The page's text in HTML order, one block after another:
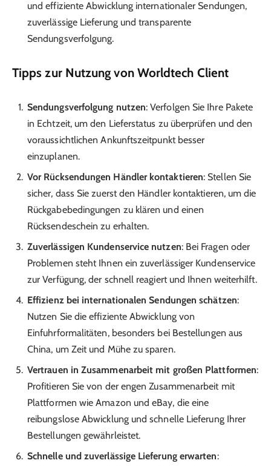
und effiziente Abwicklung internationaler Sendungen,
zuverlässige Lieferung und transparente
Sendungsverfolgung.
Tipps zur Nutzung von Worldtech Client
Sendungsverfolgung nutzen: Verfolgen Sie Ihre Pakete
in Echtzeit, um den Lieferstatus zu überprüfen und den
voraussichtlichen Ankunftszeitpunkt besser
einzuplanen.
Vor Rücksendungen Händler kontaktieren: Stellen Sie
sicher, dass Sie zuerst den Händler kontaktieren, um die
Rückgabebedingungen zu klären und einen
Rücksendeschein zu erhalten.
Zuverlässigen Kundenservice nutzen: Bei Fragen oder
Problemen steht Ihnen ein zuverlässiger Kundenservice
zur Verfügung, der schnell reagiert und Ihnen weiterhilft.
Effizienz bei internationalen Sendungen schätzen:
Nutzen Sie die effiziente Abwicklung von
Einfuhrformalitäten, besonders bei Bestellungen aus
China, um Zeit und Mühe zu sparen.
Vertrauen in Zusammenarbeit mit großen Plattformen:
Profitieren Sie von der engen Zusammenarbeit mit
Plattformen wie Amazon und eBay, die eine
reibungslose Abwicklung und schnelle Lieferung Ihrer
Bestellungen gewährleistet.
Schnelle und zuverlässige Lieferung erwarten: